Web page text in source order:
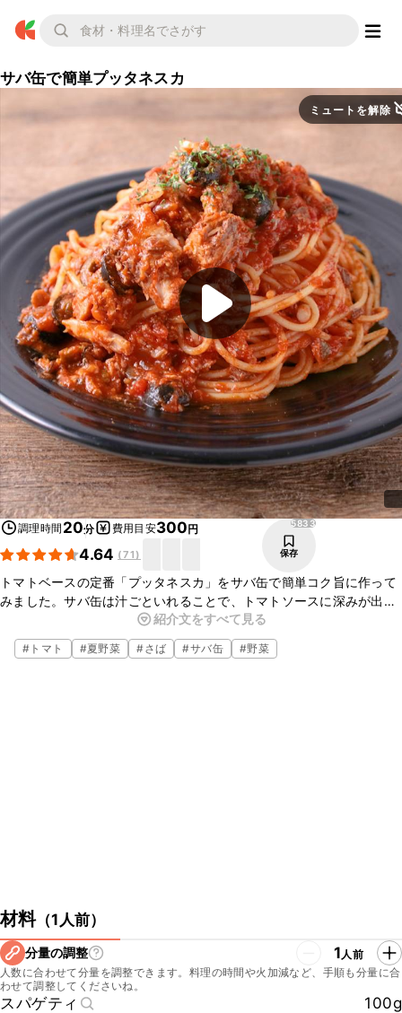
サバ缶で簡単プッタネスカ
ミュートを解除
調理時間 20分 費用目安300円
4.64 (71)
5833
保存
トマトベースの定番「プッタネスカ」をサバ缶で簡単コク旨に作って
みました。サバ缶は汁ごといれることで、トマトソースに深みが出ま
す。基本的に瓶詰めや缶詰めの食材で作れますが、お好みの野菜を加
えてアレンジも可能です。とっても簡単なので、是非一度試してみて
くださいね。
紹介文をすべて見る
# トマト #夏野菜 #さば #サバ缶 #野菜
材料（1人前）
分量の調整 1人前
人数に合わせて分量を調整できます。料理の時間や火加減など、手順も分量に合
わせて調整してくださいね。
スパゲティ
100g